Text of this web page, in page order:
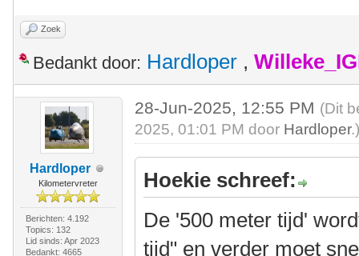
Zoek
Bedankt door: Hardloper ,
Hardloper
Kilometervreter
Berichten: 4.192
Topics: 132
Lid sinds: Apr 2023
Bedankt: 4665
28-Jun-2025, 12:55 PM (Dit
2025, 01:01 PM door Hardloper
Hoekie schreef:
De '500 meter tijd'
tijd" en verder moet